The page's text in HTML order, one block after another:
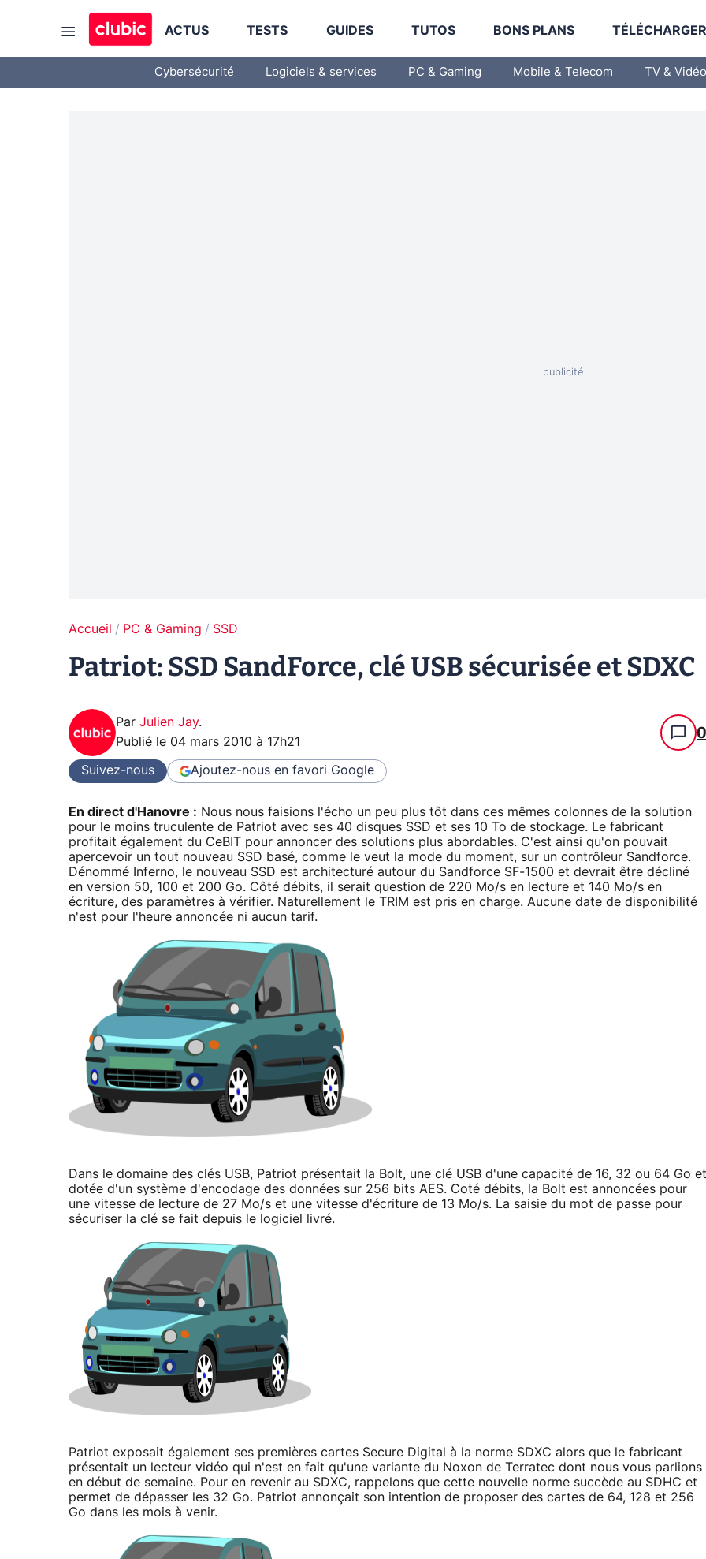
ACTUS TESTS GUIDES TUTOS BONS PLANS
Cybersécurité Logiciels & services PC & Gaming Mobile & Telecom TV & Vidéo
Accueil PC & Gaming SSD
Patriot: SSD SandForce, clé USB sécurisée et SDXC
Par Julien Jay.
Publié le 04 mars 2010 à 17h21 0
Suivez-nous Ajoutez-nous en favori Google
En direct d'Hanovre : Nous nous faisions l'écho un peu plus tôt dans ces mêmes colonnes de la solution
pour le moins truculente de Patriot avec ses 40 disques SSD et ses 10 To de stockage. Le fabricant
profitait également du CeBIT pour annoncer des solutions plus abordables. C'est ainsi qu'on pouvait
apercevoir un tout nouveau SSD basé, comme le veut la mode du moment, sur un contrôleur Sandforce.
Dénommé Inferno, le nouveau SSD est architecturé autour du Sandforce SF-1500 et devrait être décliné
en version 50, 100 et 200 Go. Côté débits, il serait question de 220 Mo/s en lecture et 140 Mo/s en
écriture, des paramètres à vérifier. Naturellement le TRIM est pris en charge. Aucune date de disponibilité
n'est pour l'heure annoncée ni aucun tarif.
Dans le domaine des clés USB, Patriot présentait la Bolt, une clé USB d'une capacité de 16, 32 ou 64 Go et
dotée d'un système d'encodage des données sur 256 bits AES. Coté débits, la Bolt est annoncées pour
une vitesse de lecture de 27 Mo/s et une vitesse d'écriture de 13 Mo/s. La saisie du mot de passe pour
sécuriser la clé se fait depuis le logiciel livré.
Patriot exposait également ses premières cartes Secure Digital à la norme SDXC alors que le fabricant
présentait un lecteur vidéo qui n'est en fait qu'une variante du Noxon de Terratec dont nous vous parlions
en début de semaine. Pour en revenir au SDXC, rappelons que cette nouvelle norme succède au SDHC et
permet de dépasser les 32 Go. Patriot annonçait son intention de proposer des cartes de 64, 128 et 256
Go dans les mois à venir.